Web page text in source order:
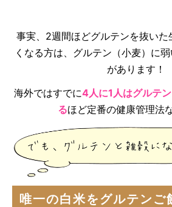
事実、2週間ほどグルテンを抜いた
くなる方は、グルテン（小麦）に
があります！
海外ではすでに4人に1人はグルテ
るほど定番の健康管理法
唯一の白米をグルテンご